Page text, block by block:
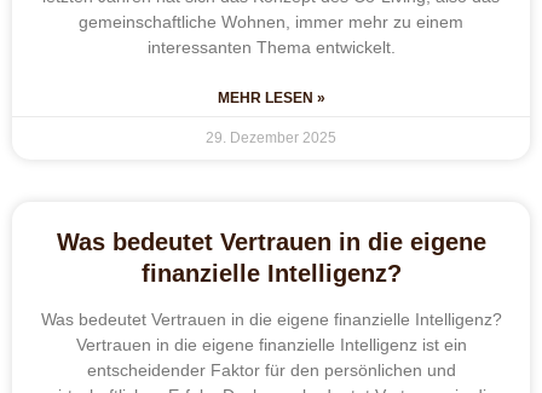
gemeinschaftliche Wohnen, immer mehr zu einem
interessanten Thema entwickelt.
MEHR LESEN »
29. Dezember 2025
Was bedeutet Vertrauen in die eigene
finanzielle Intelligenz?
Was bedeutet Vertrauen in die eigene finanzielle Intelligenz?
Vertrauen in die eigene finanzielle Intelligenz ist ein
entscheidender Faktor für den persönlichen und